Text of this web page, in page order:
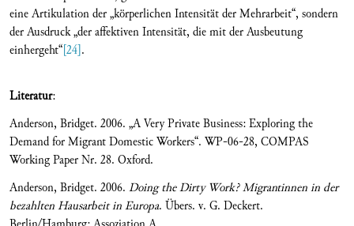
eine Artikulation der „körperlichen Intensität der Mehrarbeit“, sondern
der Ausdruck „der affektiven Intensität, die mit der Ausbeutung
einhergeht“[24].
Literatur:
Anderson, Bridget. 2006. „A Very Private Business: Exploring the
Demand for Migrant Domestic Workers“. WP-06-28, COMPAS
Working Paper Nr. 28. Oxford.
Anderson, Bridget. 2006. Doing the Dirty Work? Migrantinnen in der
bezahlten Hausarbeit in Europa. Übers. v. G. Deckert.